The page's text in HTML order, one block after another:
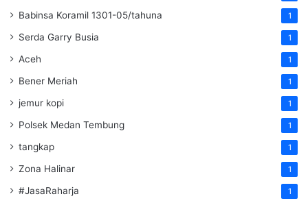
Babinsa Koramil 1301-05/tahuna 1
Serda Garry Busia 1
Aceh 1
Bener Meriah 1
jemur kopi 1
Polsek Medan Tembung 1
tangkap 1
Zona Halinar 1
#JasaRaharja 1